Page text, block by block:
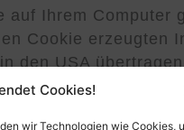
Cookies!
wir Technologien wie Cookies,
auf Ihrem Computer
Cookie erzeugten
den USA
Sie in der